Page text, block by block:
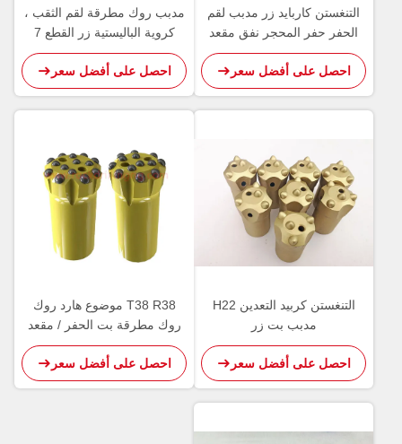
التنغستن كاربايد زر مدبب لقم
الحفر حفر المحجر نفق مقعد
احصل على أفضل سعر
مدبب روك مطرقة لقم الثقب ،
كروية الباليستية زر القطع 7
درجة
احصل على أفضل سعر
التنغستن كربيد التعدين H22
مدبب بت زر
احصل على أفضل سعر
T38 R38 موضوع هارد روك
روك مطرقة بت الحفر / مقعد
الحفر كربيد إدراج زر بت
احصل على أفضل سعر